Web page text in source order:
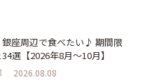
銀座周辺で食べたい♪ 期間限
選【2026年8月～10月】
2026.08.08